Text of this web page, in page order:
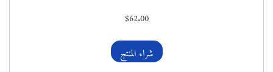
$62.00
شراء المنتج